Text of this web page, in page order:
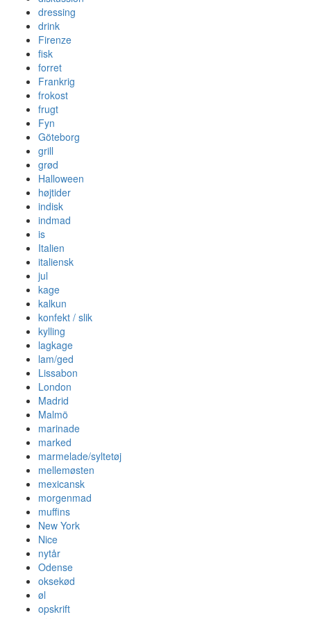
dressing
drink
Firenze
fisk
forret
Frankrig
frokost
frugt
Fyn
Göteborg
grill
grød
Halloween
højtider
indisk
indmad
is
Italien
italiensk
jul
kage
kalkun
konfekt / slik
kylling
lagkage
lam/ged
Lissabon
London
Madrid
Malmö
marinade
marked
marmelade/syltetøj
mellemøsten
mexicansk
morgenmad
muffins
New York
Nice
nytår
Odense
oksekød
øl
opskrift